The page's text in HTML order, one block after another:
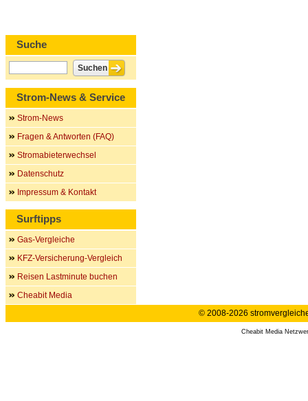
Suche
Strom-News & Service
Strom-News
Fragen & Antworten (FAQ)
Stromabieterwechsel
Datenschutz
Impressum & Kontakt
Surftipps
Gas-Vergleiche
KFZ-Versicherung-Vergleich
Reisen Lastminute buchen
Cheabit Media
© 2008-2026
Cheabit Media